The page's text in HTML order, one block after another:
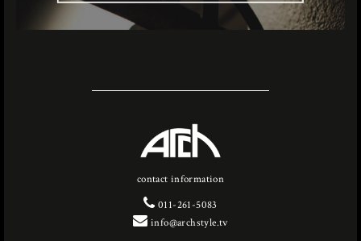
contact information
011-261-5083
info@archstyle.tv